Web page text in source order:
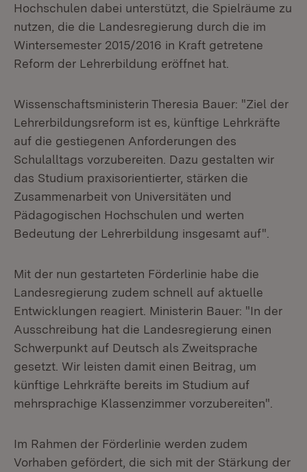
Hochschulen dabei unterstützt, die Spielräume zu
nutzen, die die Landesregierung durch die im
Wintersemester 2015/2016 in Kraft getretene
Reform der Lehrerbildung eröffnet hat.
Wissenschaftsministerin Theresia Bauer: "Ziel der
Lehrerbildungsreform ist es, künftige Lehrkräfte
auf die gestiegenen Anforderungen des
Schulalltags vorzubereiten. Dazu gestalten wir
das Studium praxisorientierter, stärken die
Zusammenarbeit von Universitäten und
Pädagogischen Hochschulen und werten
Bedeutung der Lehrerbildung insgesamt auf".
Mit der nun gestarteten Förderlinie habe die
Landesregierung zudem schnell auf aktuelle
Entwicklungen reagiert. Ministerin Bauer: "In der
Ausschreibung hat die Landesregierung einen
Schwerpunkt auf Deutsch als Zweitsprache
gesetzt. Wir leisten damit einen Beitrag, um
künftige Lehrkräfte bereits im Studium auf
mehrsprachige Klassenzimmer vorzubereiten".
Im Rahmen der Förderlinie werden zudem
Vorhaben gefördert, die sich mit der Stärkung der